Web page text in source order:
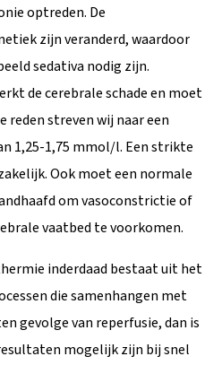
optreden. De
zijn veranderd, waardoor
sedativa nodig zijn.
de cerebrale schade en moet
reden streven wij naar een
1,25-1,75 mmol/l. Een strikte
Ook moet een normale
om vasoconstrictie of
vaatbed te voorkomen.
inderdaad bestaat uit het
die samenhangen met
gevolge van reperfusie, dan is
mogelijk zijn bij snel